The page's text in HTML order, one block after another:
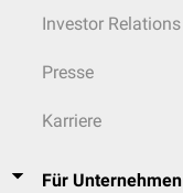
Investor Relations
Presse
Karriere
Für Unternehmen